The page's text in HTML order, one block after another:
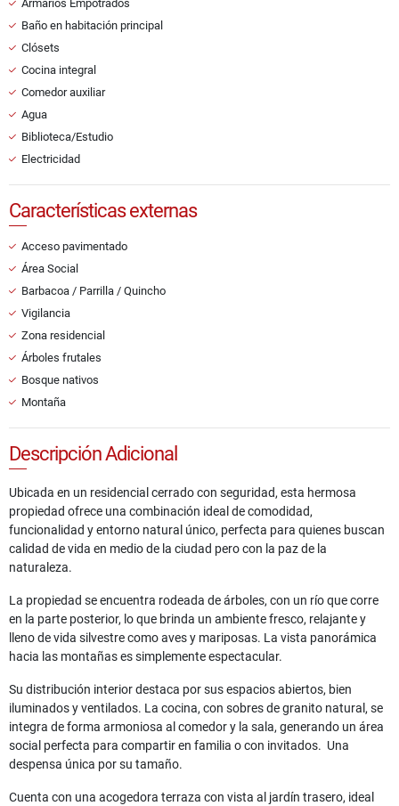
Armarios Empotrados
Baño en habitación principal
Clósets
Cocina integral
Comedor auxiliar
Agua
Biblioteca/Estudio
Electricidad
Características externas
Acceso pavimentado
Área Social
Barbacoa / Parrilla / Quincho
Vigilancia
Zona residencial
Árboles frutales
Bosque nativos
Montaña
Descripción Adicional
Ubicada en un residencial cerrado con seguridad, esta hermosa
propiedad ofrece una combinación ideal de comodidad,
funcionalidad y entorno natural único, perfecta para quienes buscan
calidad de vida en medio de la ciudad pero con la paz de la
naturaleza.
La propiedad se encuentra rodeada de árboles, con un río que corre
en la parte posterior, lo que brinda un ambiente fresco, relajante y
lleno de vida silvestre como aves y mariposas. La vista panorámica
hacia las montañas es simplemente espectacular.
Su distribución interior destaca por sus espacios abiertos, bien
iluminados y ventilados. La cocina, con sobres de granito natural, se
integra de forma armoniosa al comedor y la sala, generando un área
social perfecta para compartir en familia o con invitados. Una
despensa única por su tamaño.
Cuenta con una acogedora terraza con vista al jardín trasero, ideal